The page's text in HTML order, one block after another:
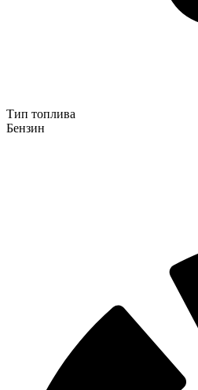
Тип топлива
Бензин